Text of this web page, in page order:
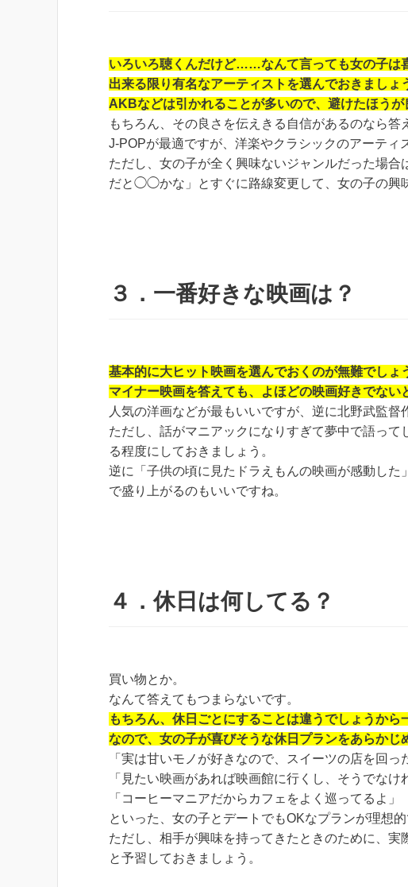
いろいろ聴くんだけど……なんて言っても女の子は
出来る限り有名なアーティストを選んでおきましょ
AKBなどは引かれることが多いので、避けたほうが
もちろん、その良さを伝えきる自信があるのなら答
J-POPが最適ですが、洋楽やクラシックのアーティ
ただし、女の子が全く興味ないジャンルだった場
だと◯◯かな」とすぐに路線変更して、女の子の興
３．一番好きな映画は？
基本的に大ヒット映画を選んでおくのが無難でしょ
マイナー映画を答えても、よほどの映画好きでない
人気の洋画などが最もいいですが、逆に北野武監督
ただし、話がマニアックになりすぎて夢中で語っ
る程度にしておきましょう。
逆に「子供の頃に見たドラえもんの映画が感動し
で盛り上がるのもいいですね。
４．休日は何してる？
買い物とか。
なんて答えてもつまらないです。
もちろん、休日ごとにすることは違うでしょうから
なので、女の子が喜びそうな休日プランをあらかじ
「実は甘いモノが好きなので、スイーツの店を回っ
「見たい映画があれば映画館に行くし、そうでなけ
「コーヒーマニアだからカフェをよく巡ってるよ」
といった、女の子とデートでもOKなプランが理想的
ただし、相手が興味を持ってきたときのために、
と予習しておきましょう。